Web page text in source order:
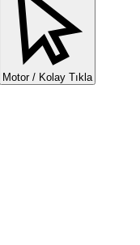
Motor / Kolay Tıkla